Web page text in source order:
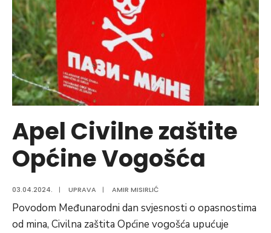
Apel Civilne zaštite
Općine Vogošća
03.04.2024. | UPRAVA | AMIR MISIRLIĆ
Povodom Međunarodni dan svjesnosti o opasnostima
od mina, Civilna zaštita Općine vogošća upućuje